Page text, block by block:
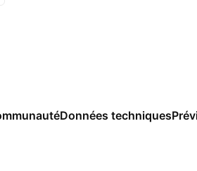
Données techniques